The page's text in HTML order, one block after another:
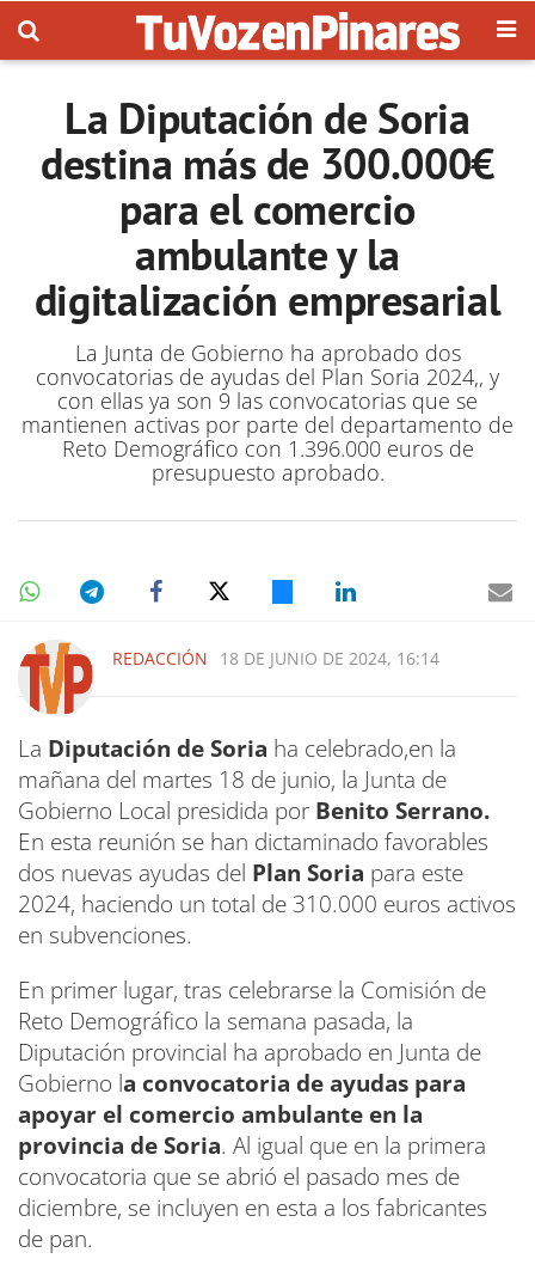
La Diputación de Soria
destina más de 300.000€
para el comercio
ambulante y la
digitalización empresarial
La Junta de Gobierno ha aprobado dos
convocatorias de ayudas del Plan Soria 2024,, y
con ellas ya son 9 las convocatorias que se
mantienen activas por parte del departamento de
Reto Demográfico con 1.396.000 euros de
presupuesto aprobado.
REDACCIÓN 18 DE JUNIO DE 2024, 16:14
La Diputación de Soria ha celebrado,en la
mañana del martes 18 de junio, la Junta de
Gobierno Local presidida por Benito Serrano.
En esta reunión se han dictaminado favorables
dos nuevas ayudas del Plan Soria para este
2024, haciendo un total de 310.000 euros activos
en subvenciones.
En primer lugar, tras celebrarse la Comisión de
Reto Demográfico la semana pasada, la
Diputación provincial ha aprobado en Junta de
Gobierno la convocatoria de ayudas para
apoyar el comercio ambulante en la
provincia de Soria. Al igual que en la primera
convocatoria que se abrió el pasado mes de
diciembre, se incluyen en esta a los fabricantes
de pan.